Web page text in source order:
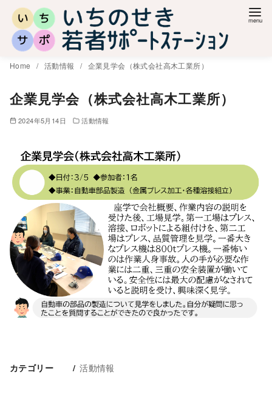
Home 活動情報 企業見学会（株式会社高木工業所）
企業見学会（株式会社高木工業所）
2024年5月14日 活動情報
カテゴリー 活動情報